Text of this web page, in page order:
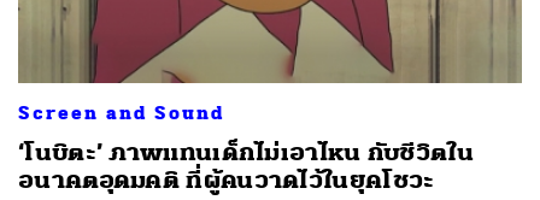
Screen and Sound
‘โนบิตะ’ ภาพแทนเด็กไม่เอาไหน กับชีวิตใน
อนาคตอุดมคติ ที่ผู้คนวาดไว้ในยุคโชวะ